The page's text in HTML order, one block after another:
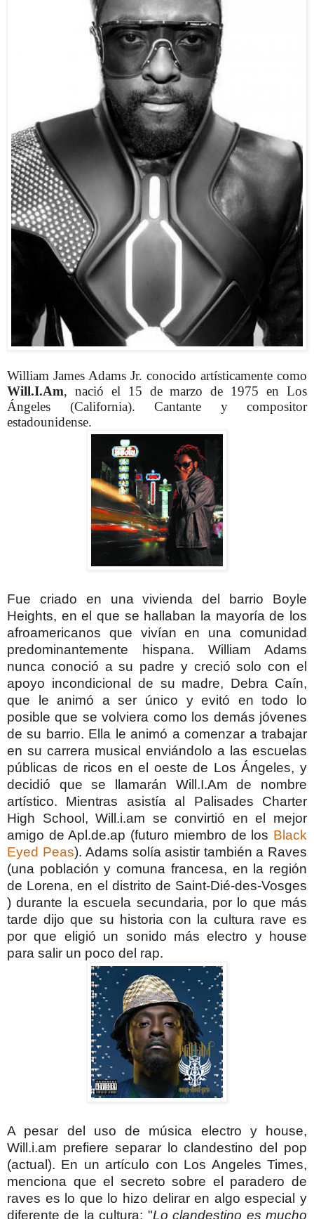
William James Adams Jr. conocido artísticamente como
Will.I.Am, nació el 15 de marzo de 1975 en Los
Ángeles (California). Cantante y compositor
estadounidense.
Fue criado en una vivienda del barrio Boyle
Heights, en el que se hallaban la mayoría de los
afroamericanos que vivían en una comunidad
predominantemente hispana. William Adams
nunca conoció a su padre y creció solo con el
apoyo incondicional de su madre, Debra Caín,
que le animó a ser único y evitó en todo lo
posible que se volviera como los demás jóvenes
de su barrio. Ella le animó a comenzar a trabajar
en su carrera musical enviándolo a las escuelas
públicas de ricos en el oeste de LosÁngeles, y
decidió que se llamarán Will.I.Am de nombre
artístico. Mientras asistía al Palisades Charter
High School, Will.i.am se convirtió en el mejor
amigo de Apl.de.ap (futuro miembro de los Black
Eyed Peas).Adams solía asistir también a Raves
(una población y comuna francesa, en la región
de Lorena, en el distrito de Saint-Dié-des-Vosges
) durante la escuela secundaria, por lo que más
tarde dijo que su historia con la cultura rave es
por que eligió un sonido más electro y house
para salir un poco del rap.
A pesar del uso de música electro y house,
Will.i.am prefiere separar lo clandestino del pop
(actual). En un artículo con Los Angeles Times,
menciona que el secreto sobre el paradero de
raves es lo que lo hizo delirar en algo especial y
diferente de la cultura: "Lo clandestino es mucho